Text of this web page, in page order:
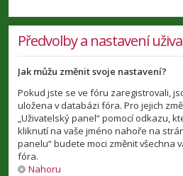
Předvolby a nastavení
Jak můžu změnit svoje nastavení?
Pokud jste se ve fóru zaregistrovali,
uložena v databázi fóra. Pro jejich
„Uživatelský panel“ pomocí odkazu,
kliknutí na vaše jméno nahoře na
panelu“ budete moci změnit všechna
fóra.
Nahoru